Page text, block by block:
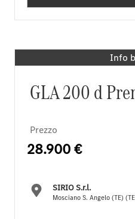
Info
GLA 200 d
Prezzo
28.900 €
SIRIO S.r.l.
Mosciano S. Angelo (TE)